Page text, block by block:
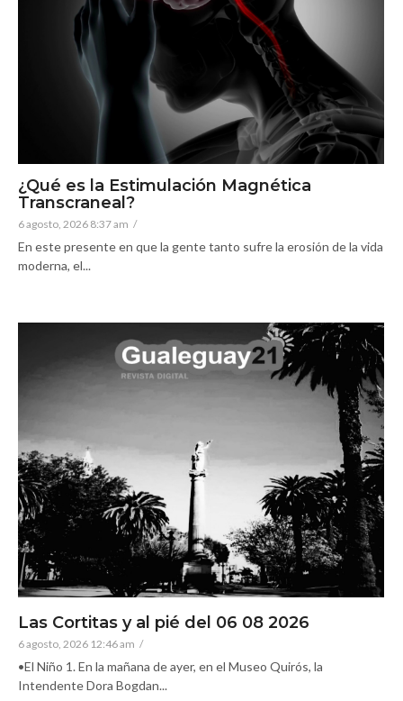
¿Qué es la Estimulación Magnética
Transcraneal?
6 agosto, 2026 8:37 am /
En este presente en que la gente tanto sufre la erosión de la vida
moderna, el...
Las Cortitas y al pié del 06 08 2026
6 agosto, 2026 12:46 am /
•El Niño 1. En la mañana de ayer, en el Museo Quirós, la
Intendente Dora Bogdan...